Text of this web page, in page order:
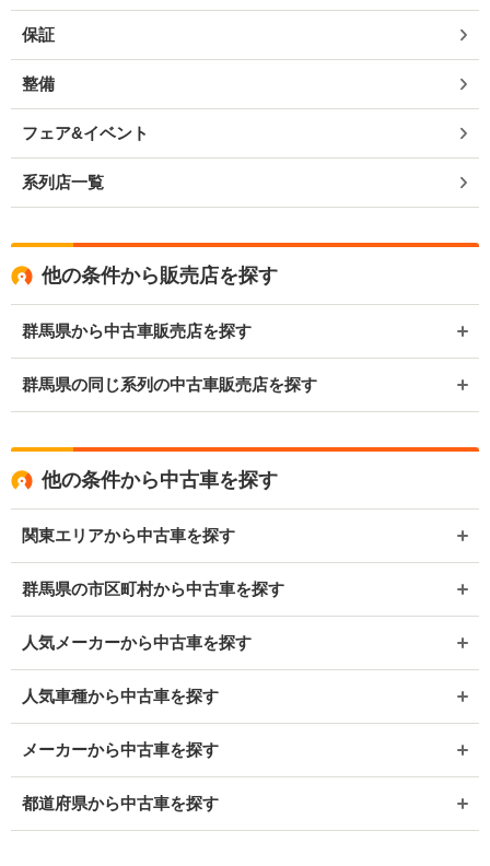
保証
整備
フェア&イベント
系列店一覧
他の条件から販売店を探す
群馬県から中古車販売店を探す
群馬県の同じ系列の中古車販売店を探す
他の条件から中古車を探す
関東エリアから中古車を探す
群馬県の市区町村から中古車を探す
人気メーカーから中古車を探す
人気車種から中古車を探す
メーカーから中古車を探す
都道府県から中古車を探す